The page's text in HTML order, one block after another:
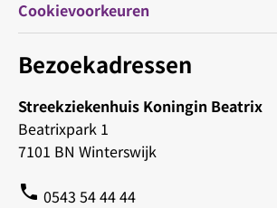
Bezoekadressen
Streekziekenhuis Koningin Beatrix
Beatrixpark 1
7101 BN Winterswijk
phone 0543 54 44 44
Cookievoorkeuren